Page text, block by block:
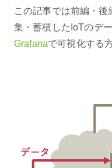
環境セン
この記事では前編・
集・蓄積したIoTのデ
Grafanaで可視化する